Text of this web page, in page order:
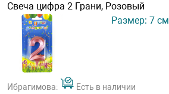
Свеча цифра 2 Грани, Розовый
Размер: 7 см
Ибрагимова: Есть в наличии